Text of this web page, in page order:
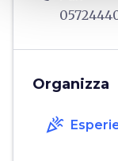
Organizza
celebration